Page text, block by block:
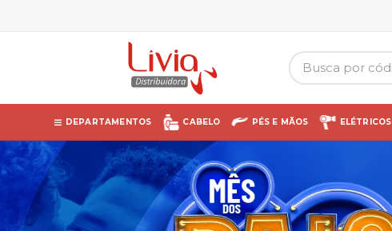
DEPARTAMENTOS CABELO PÉS E MÃOS ELÉTRICOS